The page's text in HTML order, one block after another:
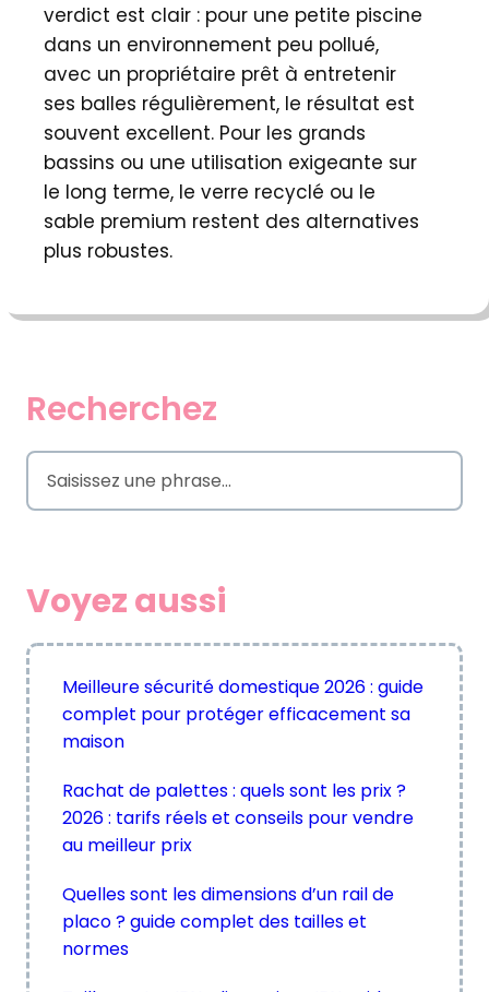
verdict est clair : pour une petite piscine
dans un environnement peu pollué,
avec un propriétaire prêt à entretenir
ses balles régulièrement, le résultat est
souvent excellent. Pour les grands
bassins ou une utilisation exigeante sur
le long terme, le verre recyclé ou le
sable premium restent des alternatives
plus robustes.
Recherchez
S
a
h
Voyez aussi
Meilleure sécurité domestique 2026 : guide
complet pour protéger efficacement sa
maison
Rachat de palettes : quels sont les prix ?
2026 : tarifs réels et conseils pour vendre
au meilleur prix
Quelles sont les dimensions d’un rail de
placo ? guide complet des tailles et
normes